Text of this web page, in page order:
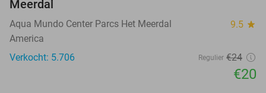
Meerdal
Aqua Mundo Center Parcs Het Meerdal 9.5 star
America
Verkocht: 5.706
Regulier €24
€20